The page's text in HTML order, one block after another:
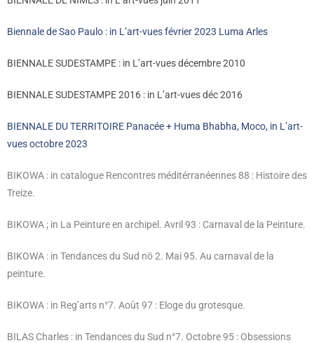
Biennale de Sao Paulo : in L’art-vues février 2023 Luma Arles
BIENNALE SUDESTAMPE : in L’art-vues décembre 2010
BIENNALE SUDESTAMPE 2016 : in L’art-vues déc 2016
BIENNALE DU TERRITOIRE Panacée + Huma Bhabha, Moco, in L’art-
vues octobre 2023
BIKOWA : in catalogue Rencontres méditérranéennes 88 : Histoire des
Treize.
BIKOWA ; in La Peinture en archipel. Avril 93 : Carnaval de la Peinture.
BIKOWA : in Tendances du Sud nö 2. Mai 95. Au carnaval de la
peinture.
BIKOWA : in Reg’arts n°7. Août 97 : Eloge du grotesque.
BILAS Charles : in Tendances du Sud n°7. Octobre 95 : Obsessions